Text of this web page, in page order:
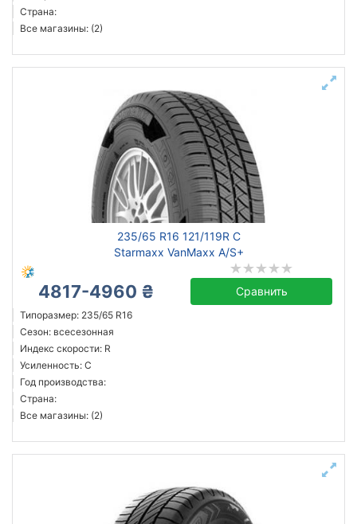
Страна:
Все магазины: (2)
235/65 R16 121/119R C
Starmaxx VanMaxx A/S+
4817-4960 ₴ Сравнить
Типоразмер: 235/65 R16
Сезон: всесезонная
Индекс скорости: R
Усиленность: C
Год производства:
Страна:
Все магазины: (2)